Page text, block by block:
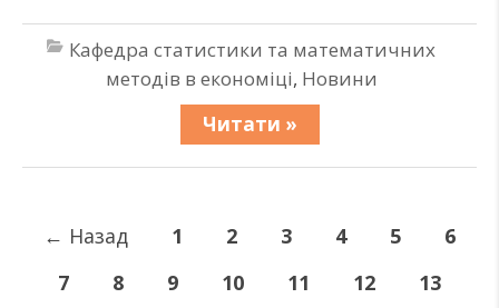
Кафедра статистики та математичних
методів в економіці, Новини
Читати »
← Назад 1 2 3 4 5
6
7
8 9 10 11 12
13